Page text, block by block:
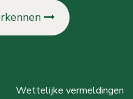
Wettelijke vermeldingen